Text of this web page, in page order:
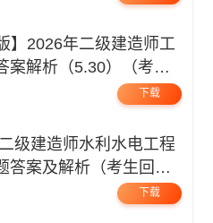
案解析（5.30）（考生
下载
答案及解析（考生回忆
下载